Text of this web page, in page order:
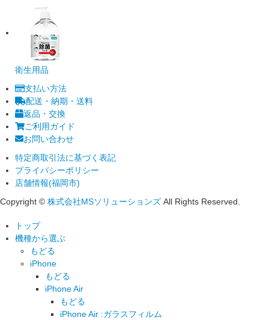
衛生用品
支払い方法
配送・納期・送料
返品・交換
ご利用ガイド
お問い合わせ
特定商取引法に基づく表記
プライバシーポリシー
店舗情報(福岡市)
Copyright © 株式会社MSソリューションズ All Rights Reserved.
トップ
機種から選ぶ
もどる
iPhone
もどる
iPhone Air
もどる
iPhone Air :ガラスフィルム